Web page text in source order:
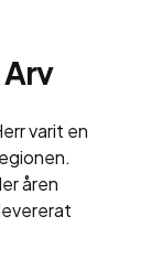
varit en
åren